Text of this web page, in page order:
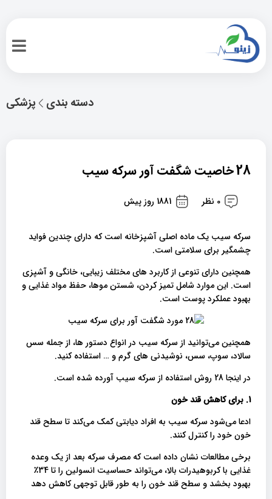
پزشکی دسته بندی
28 خاصیت شگفت آور سرکه سیب
0 نظر 1881 روز پیش
سرکه سیب یک ماده اصلی آشپزخانه است که دارای چندین فواید
چشمگیر برای سلامتی است.
همچنین دارای تنوعی از کاربرد های مختلف زیبایی، خانگی و آشپزی
است. این موارد شامل تمیز کردن، شستن موها، حفظ مواد غذایی و
بهبود عملکرد پوست است.
همچنین می‌توانید از سرکه سیب در انواع دستور ها، از جمله سس
سالاد، سوپ، سس، نوشیدنی های گرم و … استفاده کنید.
در اینجا 28 روش استفاده از سرکه سیب آورده شده است.
1. برای کاهش قند خون
ادعا می‌شود سرکه سیب به افراد دیابتی کمک می‌کند تا سطح قند
خون خود را کنترل کنند.
برخی مطالعات نشان داده است که مصرف سرکه بعد از یک وعده
غذایی با کربوهیدرات بالا، می‌تواند حساسیت انسولین را تا 34٪
بهبود بخشد و سطح قند خون را به طور قابل توجهی کاهش دهد